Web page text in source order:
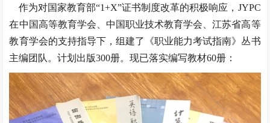
作为对国家教育部“1+X”证书制度改革的积极响应，JYPC
在中国高等教育学会、中国职业技术教育学会、江苏省高等
教育学会的支持指导下，组建了《职业能力考试指南》丛书
主编团队。计划出版300册。现已落实编写教材60册：